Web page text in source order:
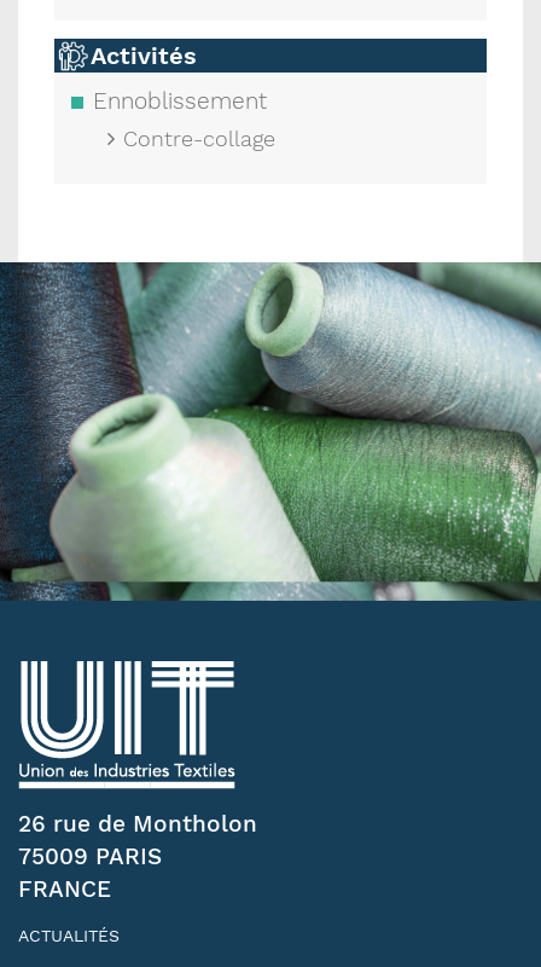
Activités
Ennoblissement
Contre-collage
26 rue de Montholon
75009 PARIS
FRANCE
ACTUALITÉS